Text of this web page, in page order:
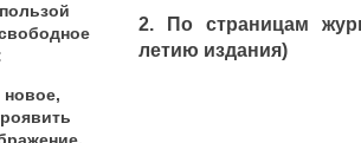
2. По страницам
летию издания)
новое,